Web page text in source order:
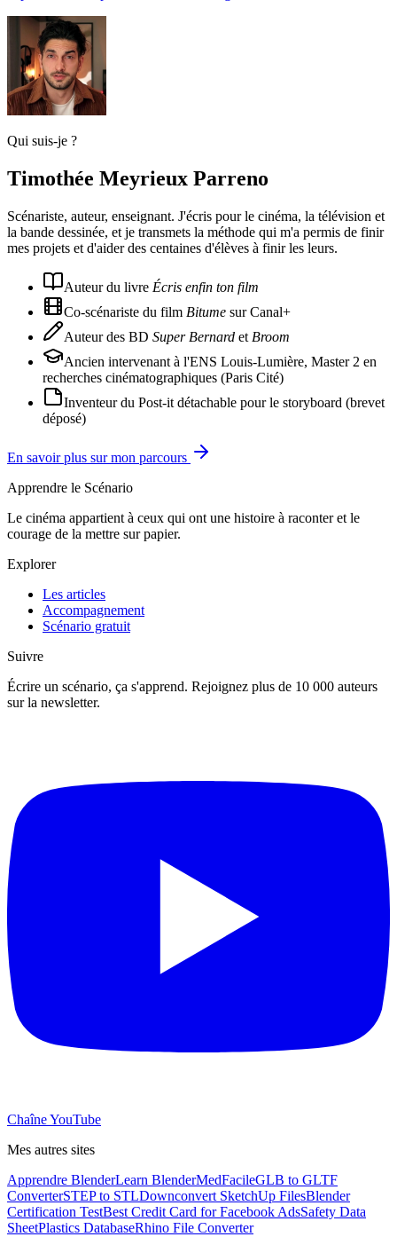
Qui suis-je ?
Timothée Meyrieux Parreno
Scénariste, auteur, enseignant. J'écris pour le cinéma, la télévision et
la bande dessinée, et je transmets la méthode qui m'a permis de finir
mes projets et d'aider des centaines d'élèves à finir les leurs.
Auteur du livre Écris enfin ton film
Co-scénariste du film Bitume sur Canal+
Auteur des BD Super Bernard et Broom
Ancien intervenant à l'ENS Louis-Lumière, Master 2 en
recherches cinématographiques (Paris Cité)
Inventeur du Post-it détachable pour le storyboard (brevet
déposé)
En savoir plus sur mon parcours
Apprendre le Scénario
Le cinéma appartient à ceux qui ont une histoire à raconter et le
courage de la mettre sur papier.
Explorer
Les articles
Accompagnement
Scénario gratuit
Suivre
Écrire un scénario, ça s'apprend. Rejoignez plus de 10 000 auteurs
sur la newsletter.
Chaîne YouTube
Mes autres sites
Apprendre BlenderLearn BlenderMedFacileGLB to GLTF
ConverterSTEP to STLDownconvert SketchUp FilesBlender
Certification TestBest Credit Card for Facebook AdsSafety Data
SheetPlastics DatabaseRhino File Converter